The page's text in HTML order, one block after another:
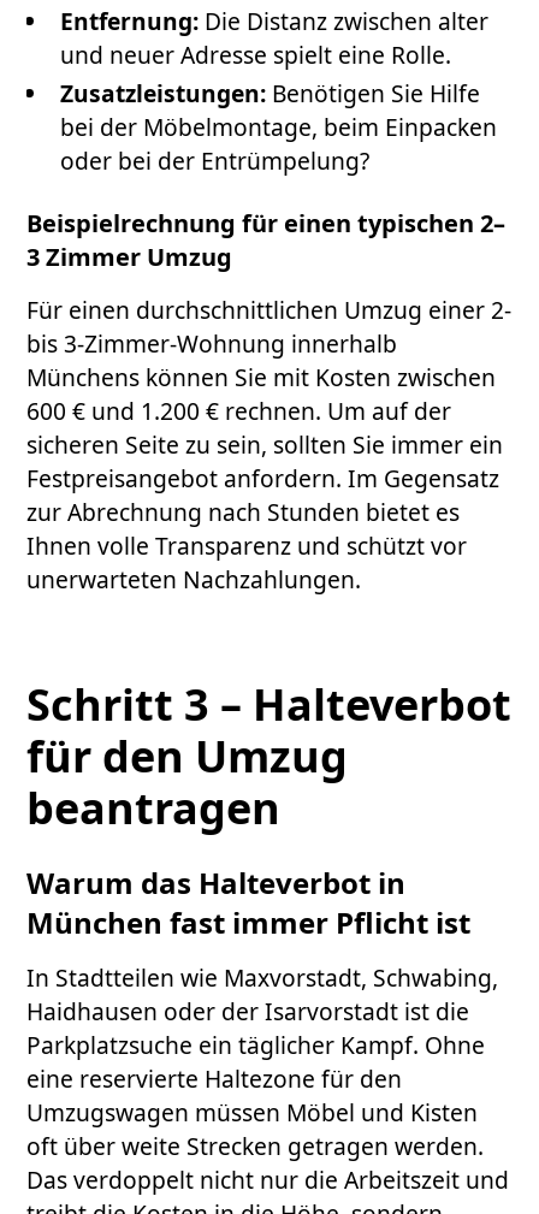
Entfernung: Die Distanz zwischen alter
und neuer Adresse spielt eine Rolle.
Zusatzleistungen: Benötigen Sie Hilfe
bei der Möbelmontage, beim Einpacken
oder bei der Entrümpelung?
Beispielrechnung für einen typischen 2–
3 Zimmer Umzug
Für einen durchschnittlichen Umzug einer 2-
bis 3-Zimmer-Wohnung innerhalb
Münchens können Sie mit Kosten zwischen
600 € und 1.200 € rechnen. Um auf der
sicheren Seite zu sein, sollten Sie immer ein
Festpreisangebot anfordern. Im Gegensatz
zur Abrechnung nach Stunden bietet es
Ihnen volle Transparenz und schützt vor
unerwarteten Nachzahlungen.
Schritt 3 – Halteverbot
für den Umzug
beantragen
Warum das Halteverbot in
München fast immer Pflicht ist
In Stadtteilen wie Maxvorstadt, Schwabing,
Haidhausen oder der Isarvorstadt ist die
Parkplatzsuche ein täglicher Kampf. Ohne
eine reservierte Haltezone für den
Umzugswagen müssen Möbel und Kisten
oft über weite Strecken getragen werden.
Das verdoppelt nicht nur die Arbeitszeit und